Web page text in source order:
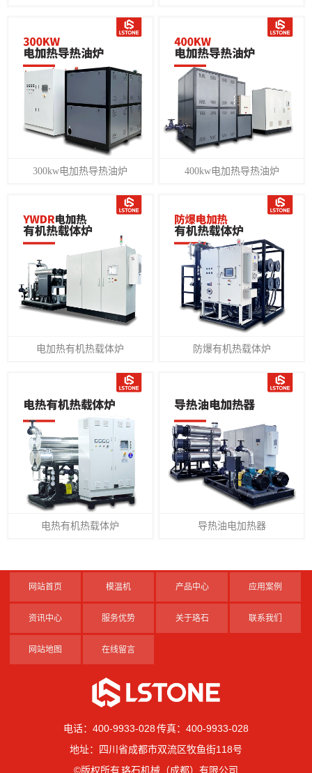
300kw电加热导热油炉 400kw电加热导热油炉
电加热有机热载体炉 防爆有机热载体炉
电热有机热载体炉 导热油电加热器
网站首页 模温机 产品中心 应用案例
资讯中心 服务优势 关于珞石 联系我们
网站地图 在线留言
电话：400-9933-028 传真：400-9933-028
地址：四川省成都市双流区牧鱼街118号
©版权所有 珞石机械（成都）有限公司